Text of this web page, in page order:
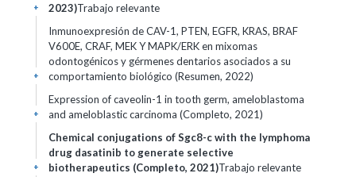
2023)Trabajo relevante
+
Inmunoexpresión de CAV-1, PTEN, EGFR, KRAS, BRAF
V600E, CRAF, MEK Y MAPK/ERK en mixomas
odontogénicos y gérmenes dentarios asociados a su
comportamiento biológico (Resumen, 2022)
+
Expression of caveolin-1 in tooth germ, ameloblastoma
and ameloblastic carcinoma (Completo, 2021)
+
Chemical conjugations of Sgc8-c with the lymphoma
drug dasatinib to generate selective
biotherapeutics (Completo, 2021)Trabajo relevante
+